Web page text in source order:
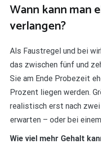
Wann kann man
verlangen?
Als Faustregel und bei
das zwischen fünf und
Sie am Ende Probezeit
Prozent liegen werden.
realistisch erst nach
erwarten – oder bei
Wie viel mehr Gehalt